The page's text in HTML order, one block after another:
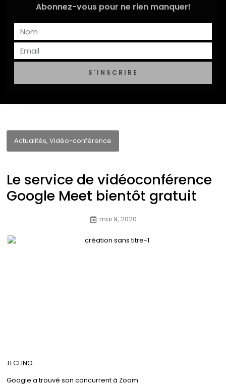
Abonnez-vous pour ne rien manquer!
S'INSCRIRE
Actualités, Vidéo-conférence
Le service de vidéoconférence
Google Meet bientôt gratuit
mai 9, 2020
TECHNO
Google a trouvé son concurrent à Zoom.